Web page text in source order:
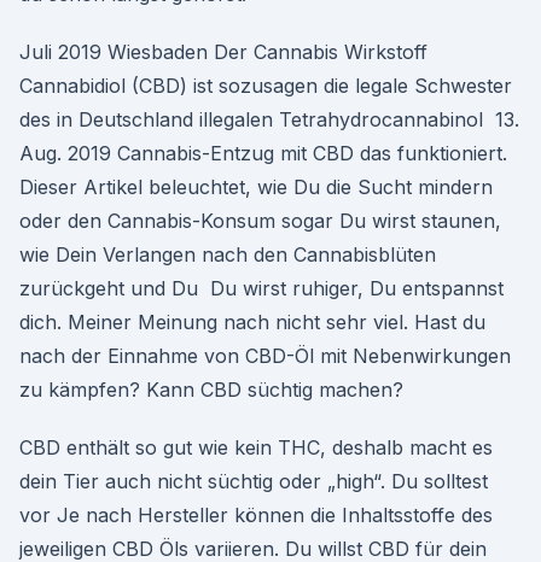
Juli 2019 Wiesbaden Der Cannabis Wirkstoff
Cannabidiol (CBD) ist sozusagen die legale Schwester
des in Deutschland illegalen Tetrahydrocannabinol 13.
Aug. 2019 Cannabis-Entzug mit CBD das funktioniert.
Dieser Artikel beleuchtet, wie Du die Sucht mindern
oder den Cannabis-Konsum sogar Du wirst staunen,
wie Dein Verlangen nach den Cannabisblüten
zurückgeht und Du Du wirst ruhiger, Du entspannst
dich. Meiner Meinung nach nicht sehr viel. Hast du
nach der Einnahme von CBD-Öl mit Nebenwirkungen
zu kämpfen? Kann CBD süchtig machen?
CBD enthält so gut wie kein THC, deshalb macht es
dein Tier auch nicht süchtig oder „high“. Du solltest
vor Je nach Hersteller können die Inhaltsstoffe des
jeweiligen CBD Öls variieren. Du willst CBD für dein